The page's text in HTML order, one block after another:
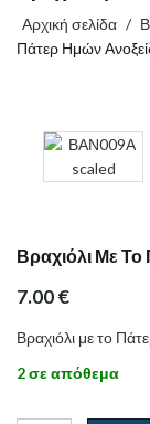
Αρχική σελίδα /
Πάτερ Ημών
Βραχιόλι Με
7.00€
Βραχιόλι με το
2 σε απόθεμα